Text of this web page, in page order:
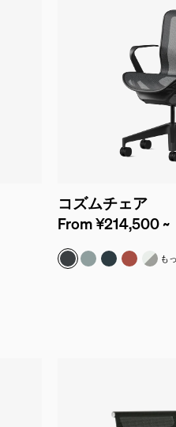
コズムチェア
From ¥214,500 ~
グラファイト
グレイシャー
ナイトフォ
キャニオ
ホワ
も